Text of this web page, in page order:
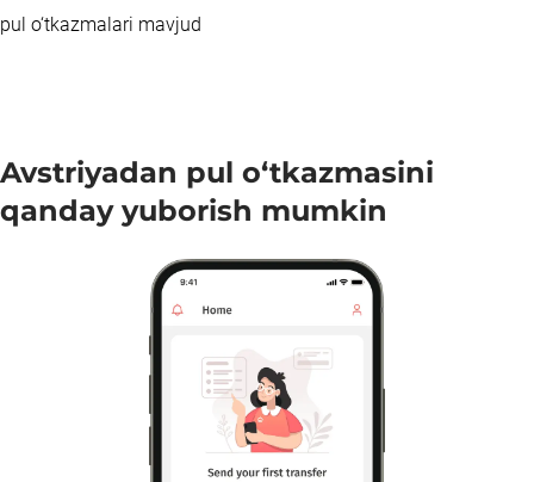
pul o‘tkazmalari mavjud
Avstriyadan pul o‘tkazmasini
qanday yuborish mumkin